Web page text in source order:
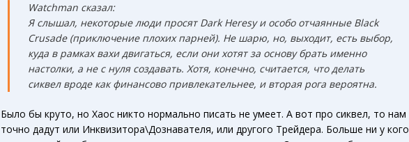
Watchman сказал:
Я слышал, некоторые люди просят Dark Heresy и особо отчаянные Black
Crusade (приключение плохих парней). Не шарю, но, выходит, есть выбор,
куда в рамках вахи двигаться, если они хотят за основу брать именно
настолки, а не с нуля создавать. Хотя, конечно, считается, что делать
сиквел вроде как финансово привлекательнее, и вторая рога вероятна.
Было бы круто, но Хаос никто нормально писать не умеет. А вот про сиквел, то нам
точно дадут или Инквизитора\Дознавателя, или другого Трейдера. Больше ни у кого